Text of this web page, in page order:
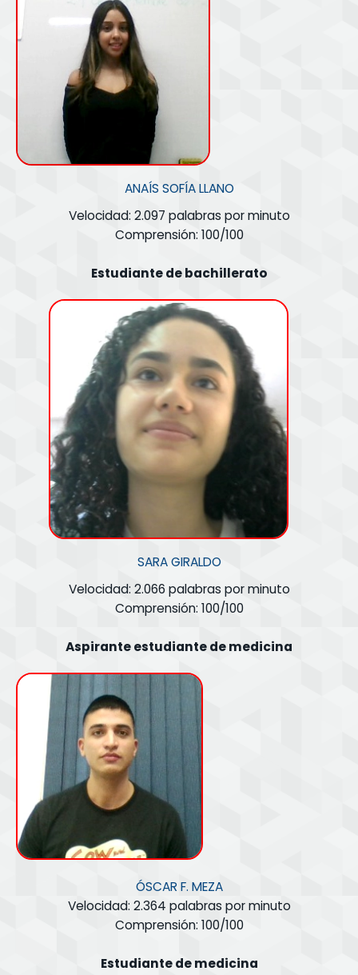
ANAÍS SOFÍA LLANO
Velocidad: 2.097 palabras por minuto
Comprensión: 100/100
Estudiante de bachillerato
SARA GIRALDO
Velocidad: 2.066 palabras por minuto
Comprensión: 100/100
Aspirante estudiante de medicina
ÓSCAR F. MEZA
Velocidad: 2.364 palabras por minuto
Comprensión: 100/100
Estudiante de medicina